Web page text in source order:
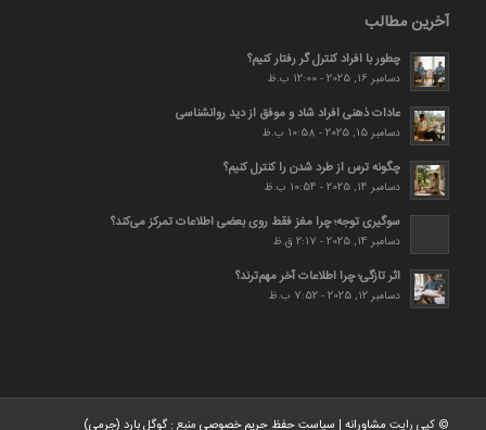
آخرین مطالب
چطور با افراد کنترل گر رفتار کنیم؟
دسامبر 16, 2025 - 12:00 ب.ظ
عادات ذهنی افراد شاد و موفق از دید روانشناسی
دسامبر 15, 2025 - 10:58 ب.ظ
چگونه ترس از طرد شدن را کنترل کنیم؟
دسامبر 14, 2025 - 10:54 ب.ظ
سوگیری توجه؛ چرا مغز فقط روی بعضی اطلاعات تمرکز می‌کند؟
دسامبر 14, 2025 - 2:17 ق.ظ
اثر تازگی؛ چرا اطلاعات آخر مهم‌ترند؟
دسامبر 12, 2025 - 7:52 ب.ظ
© کپی رایت مشاورانه| سیاست حفظ حریم خصوصیمنبع :گوگل بارد (جرمی)